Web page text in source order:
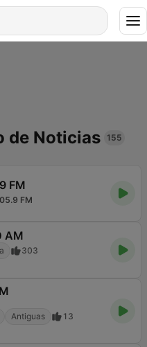
de Noticias 155
FM
FM
AM
303
Antiguas
13